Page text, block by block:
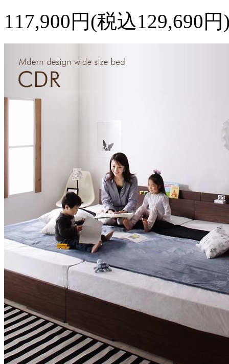
117,900円(税込129,690円